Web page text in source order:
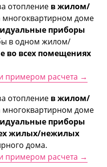
отопление в жилом/
многоквартирном доме
приборы
в одном жилом/
во всех помещениях
примером расчета →
отопление в жилом/
многоквартирном доме
приборы
жилых/нежилых
дома.
примером расчета →